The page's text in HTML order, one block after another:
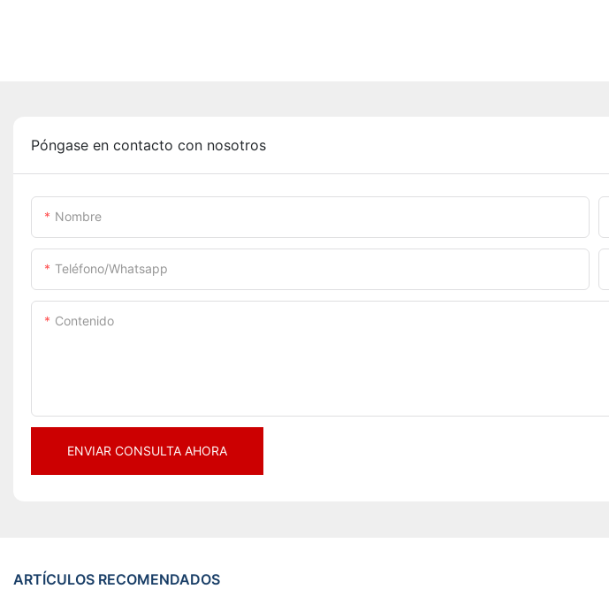
Póngase en contacto con nosotros
Nombre
Teléfono/whatsapp
Contenido
ENVIAR CONSULTA AHORA
ARTÍCULOS RECOMENDADOS